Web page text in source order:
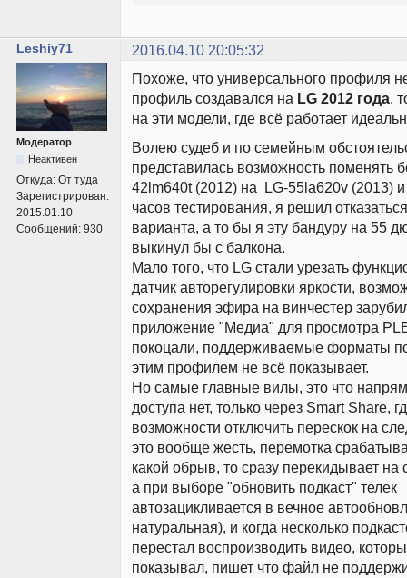
Leshiy71 2016.04.10 20:05:32
Модератор
Неактивен
Откуда: От туда
Зарегистрирован:
2015.01.10
Сообщений: 930
Похоже, что универсального профиля
профиль создавался на LG 2012 года,
на эти модели, где всё работает
Волею судеб и по семейным
представилась возможность поменять
42lm640t (2012) на LG-55la620v (2013)
часов тестирования, я решил
варианта, а то бы я эту бандуру на 55
выкинул бы с балкона.
Мало того, что LG стали урезать
датчик авторегулировки яркости,
сохранения эфира на винчестер
приложение "Медиа" для просмотра
покоцали, поддерживаемые форматы
этим профилем не всё показывает.
Но самые главные вилы, это что
доступа нет, только через Smart Share,
возможности отключить перескок на
это вообще жесть, перемотка
какой обрыв, то сразу перекидывает
а при выборе "обновить подкаст" телек
автозацикливается в вечное
натуральная), и когда несколько
перестал воспроизводить видео,
показывал, пишет что файл не